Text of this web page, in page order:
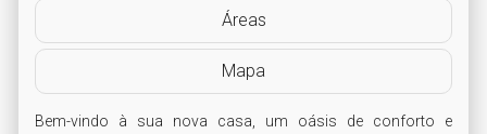
Áreas
Mapa
Bem-vindo à sua nova casa, um oásis de conforto e